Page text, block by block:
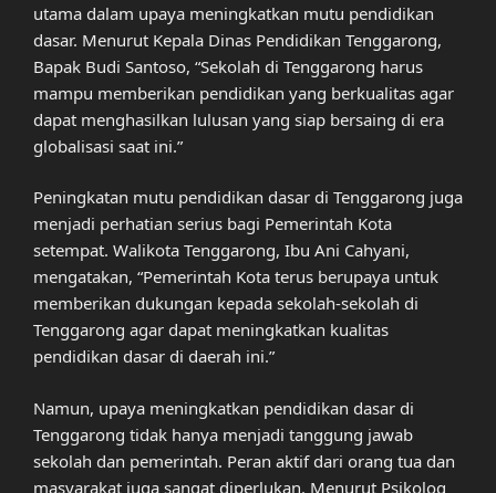
utama dalam upaya meningkatkan mutu pendidikan
dasar. Menurut Kepala Dinas Pendidikan Tenggarong,
Bapak Budi Santoso, “Sekolah di Tenggarong harus
mampu memberikan pendidikan yang berkualitas agar
dapat menghasilkan lulusan yang siap bersaing di era
globalisasi saat ini.”
Peningkatan mutu pendidikan dasar di Tenggarong juga
menjadi perhatian serius bagi Pemerintah Kota
setempat. Walikota Tenggarong, Ibu Ani Cahyani,
mengatakan, “Pemerintah Kota terus berupaya untuk
memberikan dukungan kepada sekolah-sekolah di
Tenggarong agar dapat meningkatkan kualitas
pendidikan dasar di daerah ini.”
Namun, upaya meningkatkan pendidikan dasar di
Tenggarong tidak hanya menjadi tanggung jawab
sekolah dan pemerintah. Peran aktif dari orang tua dan
masyarakat juga sangat diperlukan. Menurut Psikolog